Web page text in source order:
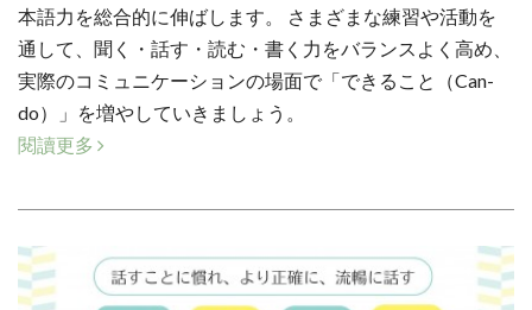
本語力を総合的に伸ばします。 さまざまな練習や活動を
通して、聞く・話す・読む・書く力をバランスよく高め、
実際のコミュニケーションの場面で「できること（Can-
do）」を増やしていきましょう。
閱讀更多